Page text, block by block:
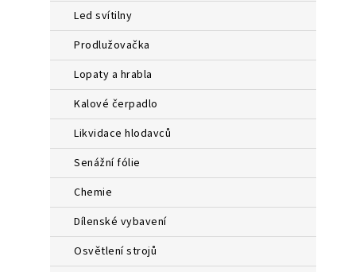
led svítilny
prodlužovačka
lopaty a hrabla
kalové čerpadlo
likvidace hlodavců
senážní fólie
chemie
dílenské vybavení
osvětlení strojů